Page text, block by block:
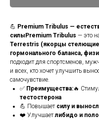
💪 Premium Tribulus —
силыPremium Tribulus — это
Terrestris (якорцы
гормонального баланса,
подходит для спортсменов,
и всех, кто хочет улучшить
самочувствие.
✅ Преимущества:🔥
тестостерона
💪 Повышает силу и
❤️ Улучшаетлибидо и